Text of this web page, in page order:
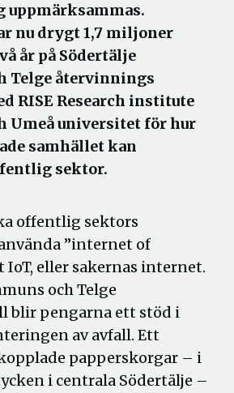
nu drygt 1,7 miljoner
år på Södertälje
Telge återvinnings
RISE Research institute
Umeå universitet för hur
samhället kan
sektor.
offentlig sektors
”internet of
IoT, eller sakernas internet.
och Telge
blir pengarna ett stöd i
av avfall. Ett
papperskorgar – i
i centrala Södertälje –